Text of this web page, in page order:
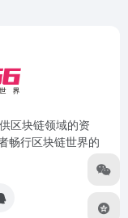
区块链领域的资
畅行区块链世界的